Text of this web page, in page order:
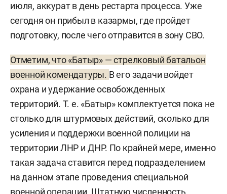
июля, аккурат в день рестарта процесса. Уже
сегодня он прибыл в казармы, где пройдет
подготовку, после чего отправится в зону СВО.
Отметим, что «Батыр» — стрелковый батальон
военной комендатуры. В его задачи войдет
охрана и удержание освобожденных
территорий. Т. е. «Батыр» комплектуется пока не
столько для штурмовых действий, сколько для
усиления и поддержки военной полиции на
территории ЛНР и ДНР. По крайней мере, именно
такая задача ставится перед подразделением
на данном этапе проведения специальной